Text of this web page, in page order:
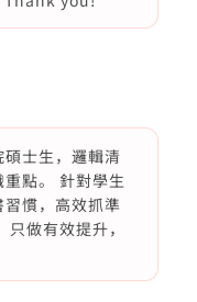
士生，邏輯清
點。 針對學生
慣，高效抓準
做有效提升，